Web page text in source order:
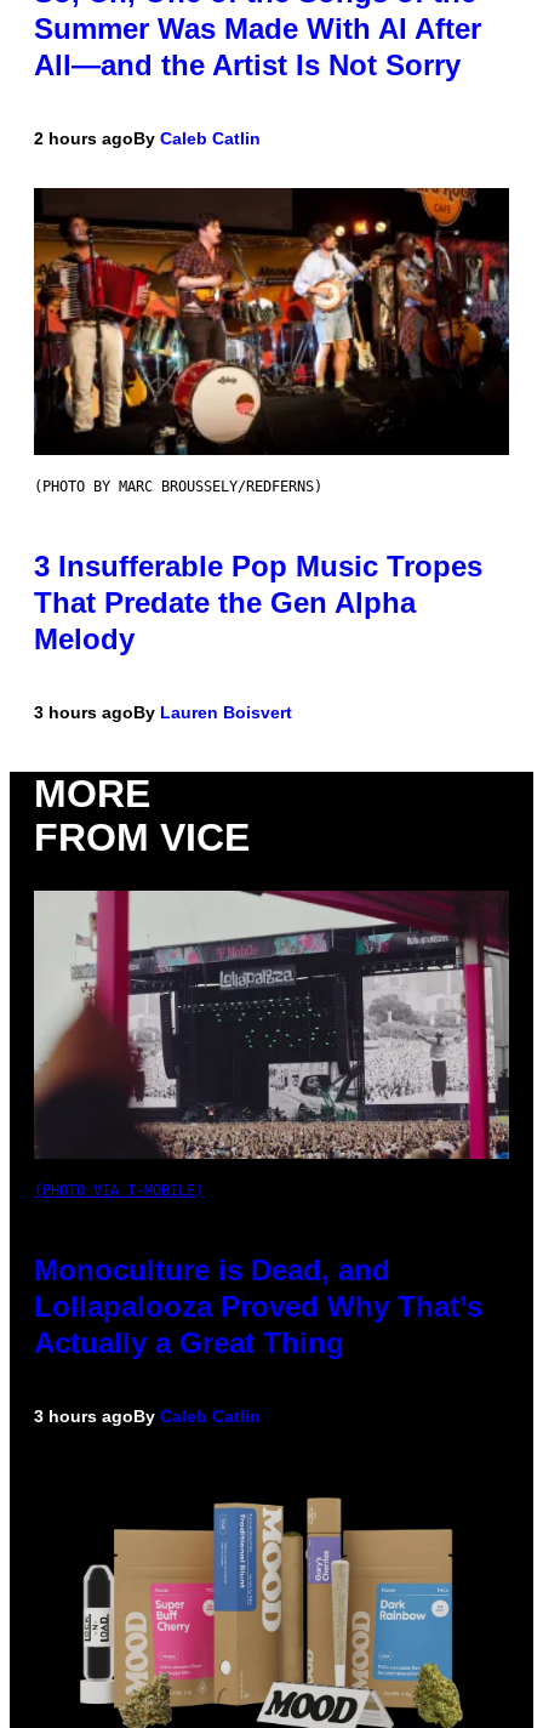
Summer Was Made With AI After
All—and the Artist Is Not Sorry
2 hours agoBy Caleb Catlin
(PHOTO BY MARC BROUSSELY/REDFERNS)
3 Insufferable Pop Music Tropes
That Predate the Gen Alpha
Melody
3 hours agoBy Lauren Boisvert
MORE
FROM VICE
(PHOTO VIA T-MOBILE)
Monoculture is Dead, and
Lollapalooza Proved Why That’s
Actually a Great Thing
3 hours agoBy Caleb Catlin